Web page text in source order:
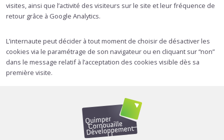
visites, ainsi que l’activité des visiteurs sur le site et leur fréquence de
retour grâce à Google Analytics.
L’internaute peut décider à tout moment de choisir de désactiver les
cookies via le paramétrage de son navigateur ou en cliquant sur “non”
dans le message relatif à l’acceptation des cookies visible dès sa
première visite.